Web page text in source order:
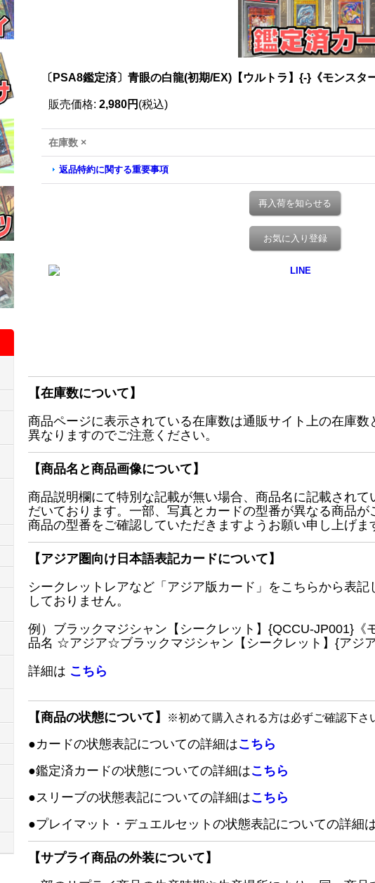
〔PSA8鑑定済〕青眼の白龍(初期/EX)【ウルトラ】{-}《モンスタ
販売価格: 2,980円 (税込)
在庫数 ×
返品特約に関する重要事項
再入荷を知らせる
お気に入り登録
【在庫数について】
商品ページに表示されている在庫数は通販サイト上の在庫
異なりますのでご注意ください。
【商品名と商品画像について】
商品説明欄にて特別な記載が無い場合、商品名に記載され
だいております。一部、写真とカードの型番が異なる商品
商品の型番をご確認していただきますようお願い申し上げま
【アジア圏向け日本語表記カードについて】
シークレットレアなど「アジア版カード」をこちらから表
しておりません。
例）ブラックマジシャン【シークレット】{QCCU-JP001}《
品名 ☆アジア☆ブラックマジシャン【シークレット】{アジ
詳細は こちら
【商品の状態について】 ※初めて購入される方は必ずご確認下さ
●カードの状態表記についての詳細はこちら
●鑑定済カードの状態についての詳細はこちら
●スリーブの状態表記についての詳細はこちら
●プレイマット・デュエルセットの状態表記についての詳細
【サプライ商品の外装について】